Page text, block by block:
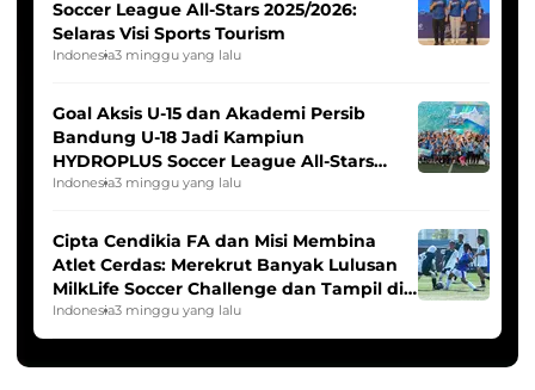
Soccer League All-Stars 2025/2026:
Selaras Visi Sports Tourism
Indonesia3 minggu yang lalu
Goal Aksis U-15 dan Akademi Persib
Bandung U-18 Jadi Kampiun
HYDROPLUS Soccer League All-Stars
2025/2026
Indonesia3 minggu yang lalu
Cipta Cendikia FA dan Misi Membina
Atlet Cerdas: Merekrut Banyak Lulusan
MilkLife Soccer Challenge dan Tampil di
HYDROPLUS Soccer League
Indonesia3 minggu yang lalu